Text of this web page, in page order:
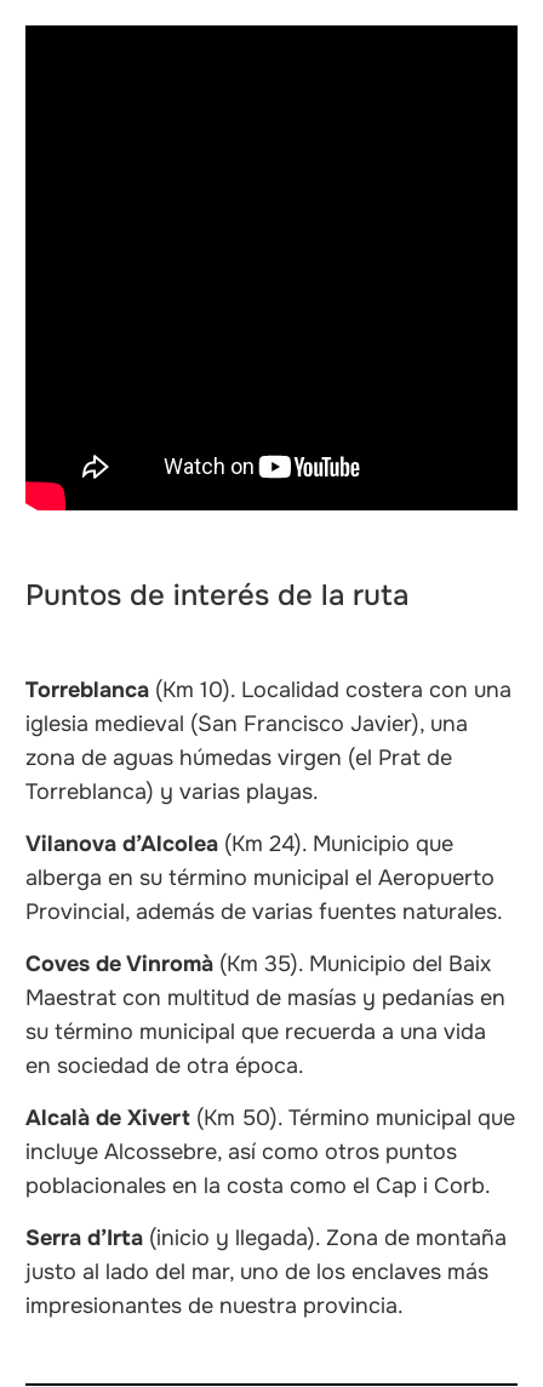
Puntos de interés de la ruta
Torreblanca (Km 10). Localidad costera con una
iglesia medieval (San Francisco Javier), una
zona de aguas húmedas virgen (el Prat de
Torreblanca) y varias playas.
Vilanova d’Alcolea (Km 24). Municipio que
alberga en su término municipal el Aeropuerto
Provincial, además de varias fuentes naturales.
Coves de Vinromà (Km 35). Municipio del Baix
Maestrat con multitud de masías y pedanías en
su término municipal que recuerda a una vida
en sociedad de otra época.
Alcalà de Xivert (Km 50). Término municipal que
incluye Alcossebre, así como otros puntos
poblacionales en la costa como el Cap i Corb.
Serra d’Irta (inicio y llegada). Zona de montaña
justo al lado del mar, uno de los enclaves más
impresionantes de nuestra provincia.